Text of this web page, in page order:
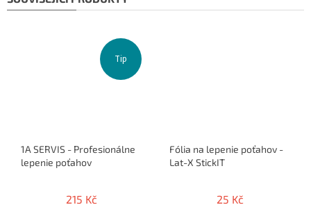
Tip
1A SERVIS - Profesionálne
lepenie poťahov
215 Kč
Fólia na lepenie poťahov -
Lat-X StickIT
25 Kč